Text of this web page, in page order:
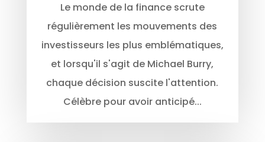
Le monde de la finance scrute
régulièrement les mouvements des
investisseurs les plus emblématiques,
et lorsqu'il s'agit de Michael Burry,
chaque décision suscite l'attention.
Célèbre pour avoir anticipé...